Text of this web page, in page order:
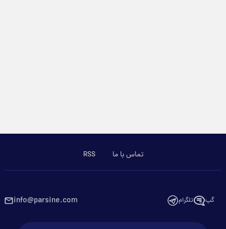
تماس با ما RSS
گپ تلگرام info@parsine.com